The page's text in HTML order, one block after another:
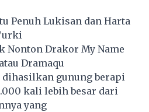
Penuh Lukisan dan Harta
Nonton Drakor My Name
Dramaqu
gunung berapi
kali lebih besar dari
yang